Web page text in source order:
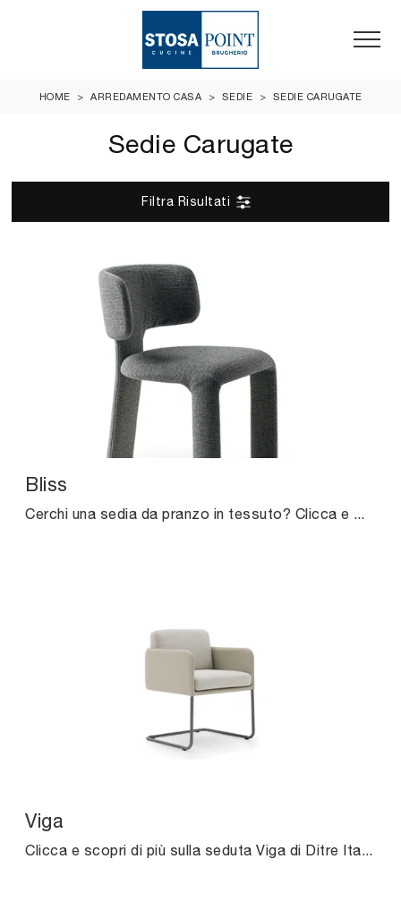
HOME > ARREDAMENTO CASA > SEDIE > SEDIE CARUGATE
Sedie Carugate
Filtra Risultati
Bliss
Cerchi una sedia da pranzo in tessuto? Clicca e scopri il modello Bliss di Ditre Italia per ultimare i tuoi locali alla perfezione.
Viga
Clicca e scopri di più sulla seduta Viga di Ditre Italia in pelle: le più originali Sedie fisse design ti aspettano.